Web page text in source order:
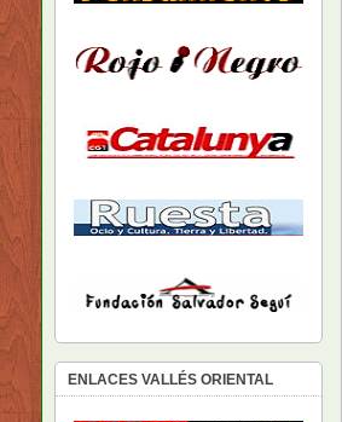
ENLACES VALLÉS ORIENTAL